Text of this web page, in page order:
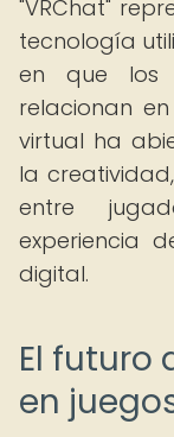
"VRChat"
tecnología
en que los
relacionan
virtual ha
la
entre
experiencia
digital.
El futuro
en